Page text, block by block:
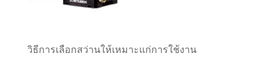
วิธีการเลือกสว่านให้เหมาะแก่การใช้งาน